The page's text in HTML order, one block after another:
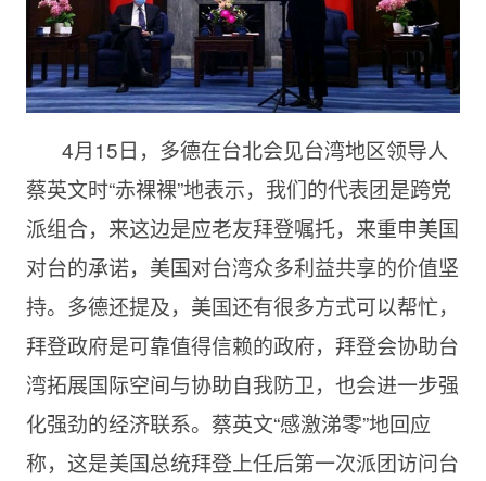
4月15日，多德在台北会见台湾地区领导人
蔡英文时“赤裸裸”地表示，我们的代表团是跨党
派组合，来这边是应老友拜登嘱托，来重申美国
对台的承诺，美国对台湾众多利益共享的价值坚
持。多德还提及，美国还有很多方式可以帮忙，
拜登政府是可靠值得信赖的政府，拜登会协助台
湾拓展国际空间与协助自我防卫，也会进一步强
化强劲的经济联系。蔡英文“感激涕零”地回应
称，这是美国总统拜登上任后第一次派团访问台